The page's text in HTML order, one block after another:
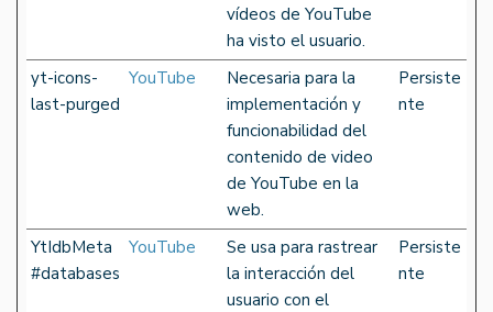
vídeos de YouTube
ha visto el usuario.
yt-icons-
last-purged
YouTube
Necesaria para la
implementación y
funcionabilidad del
contenido de video
de YouTube en la
web.
Persiste
nte
YtIdbMeta
#databases
YouTube
Se usa para rastrear
la interacción del
usuario con el
Persiste
nte